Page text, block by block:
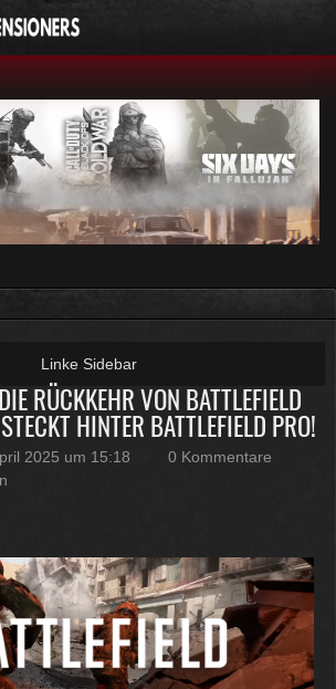
RÜCKKEHR VON BATTLEFIELD
HINTER BATTLEFIELD PRO!
2025 um 15:18
0 Kommentare